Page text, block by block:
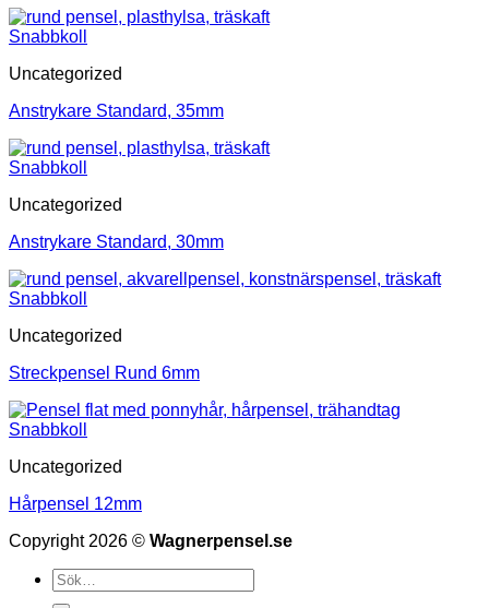
Snabbkoll
Uncategorized
Anstrykare Standard, 35mm
Snabbkoll
Uncategorized
Anstrykare Standard, 30mm
Snabbkoll
Uncategorized
Streckpensel Rund 6mm
Snabbkoll
Uncategorized
Hårpensel 12mm
Copyright 2026 © Wagnerpensel.se
Sök
efter: